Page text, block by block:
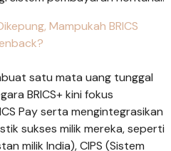
Mampukah BRICS
satu mata uang tunggal
BRICS+ kini fokus
Pay serta mengintegrasikan
sukses milik mereka, seperti
milik India), CIPS (Sistem